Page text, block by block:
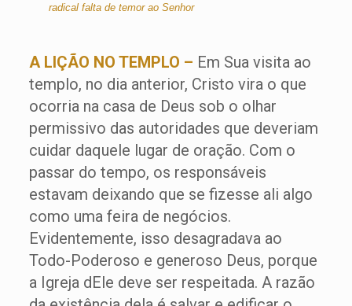
radical falta de temor ao Senhor
A LIÇÃO NO TEMPLO – Em Sua visita ao
templo, no dia anterior, Cristo vira o que
ocorria na casa de Deus sob o olhar
permissivo das autoridades que deveriam
cuidar daquele lugar de oração. Com o
passar do tempo, os responsáveis
estavam deixando que se fizesse ali algo
como uma feira de negócios.
Evidentemente, isso desagradava ao
Todo-Poderoso e generoso Deus, porque
a Igreja dEle deve ser respeitada. A razão